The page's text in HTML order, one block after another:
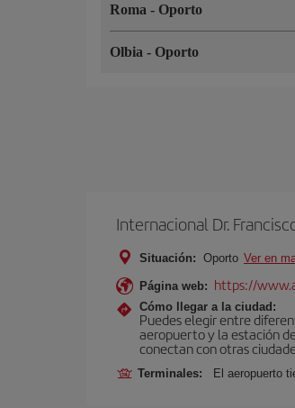
Roma - Oporto
Olbia - Oporto
Internacional Dr.
Situación: Oporto Ver en
Página web: https://
Cómo llegar a la ciudad:
Puedes elegir entre
aeropuerto y la estación
conectan con otras
Terminales: El aeropuerto